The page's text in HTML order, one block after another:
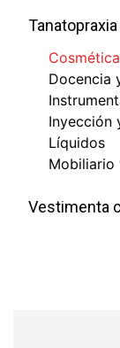
Tanatopraxia
Docencia
Inyección
Líquidos
Mobiliario
Vestimenta